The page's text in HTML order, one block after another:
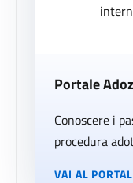
Portale
Conoscere i
procedura
VAI AL